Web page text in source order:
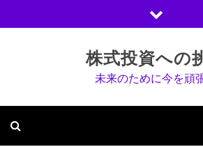
to
株式投資への
未来のために今を頑